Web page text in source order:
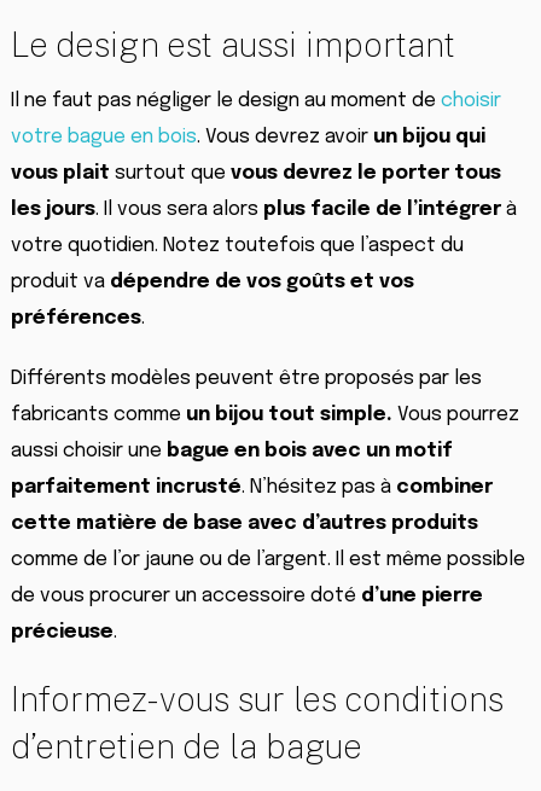
Le design est aussi important
Il ne faut pas négliger le design au moment de choisir
votre bague en bois. Vous devrez avoir un bijou qui
vous plait surtout que vous devrez le porter tous
les jours. Il vous sera alors plus facile de l’intégrerà
votre quotidien. Notez toutefois que l’aspect du
produit va dépendre de vos goûts et vos
préférences.
Différents modèles peuvent être proposés par les
fabricants comme un bijou tout simple. Vous pourrez
aussi choisir une bague en bois avec un motif
parfaitement incrusté. N’hésitez pas à combiner
cette matière de base avec d’autres produits
comme de l’or jaune ou de l’argent. Il est même possible
de vous procurer un accessoire doté d’une pierre
précieuse.
Informez-vous sur les conditions
d’entretien de la bague